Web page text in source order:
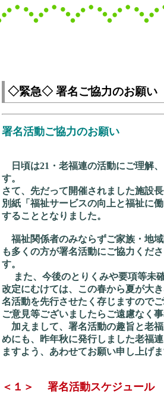
◇緊急◇ 署名ご協力のお願い
署名活動ご協力のお願い
日頃は21・老福連の活動にご理解
す。
さて、先だって開催されました施設
別紙「福祉サービスの向上と福祉に
することとなりました。
福祉関係者のみならずご家族・地
も多くの方が署名活動にご協力くだ
す。
また、今後のとりくみや要項等未
改定にむけては、この春から夏が大
名活動を先行させたく存じますので
ご意見等ございましたらご遠慮なく
加えまして、署名活動の趣旨と老
めにも、昨年秋に発行しました老福
ますよう、あわせてお願い申し上げ
＜１＞ 署名活動スケジュール